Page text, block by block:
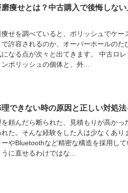
磨痩せとは？中古購入で後悔しな
せを調べていると、ポリッシュでケー
許容されるのか、オーバーホールのた
なる点が次々と出てきます。 中古ロ
ポリッシュの個体と、外...
できない時の原因と正しい対処
頼んだら断られた、見積もりが高かっ
た。そんな経験をした人は少なくあり
やBluetoothなど精密な構造を採用し
に直せるわけではな...